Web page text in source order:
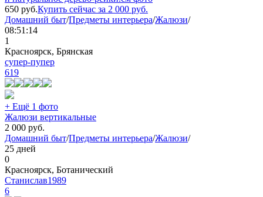
650 руб.Купить сейчас за 2 000 руб.
Домашний быт/Предметы интерьера/Жалюзи/
08:51:14
1
Красноярск, Брянская
супер-пупер
619
+ Ещё 1 фото
Жалюзи вертикальные
2 000 руб.
Домашний быт/Предметы интерьера/Жалюзи/
25 дней
0
Красноярск, Ботанический
Станислав1989
6